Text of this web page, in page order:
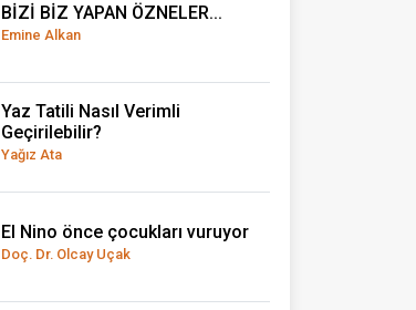
BİZİ BİZ YAPAN ÖZNELER...
Emine Alkan
Yaz Tatili Nasıl Verimli
Geçirilebilir?
Yağız Ata
El Nino önce çocukları vuruyor
Doç. Dr. Olcay Uçak